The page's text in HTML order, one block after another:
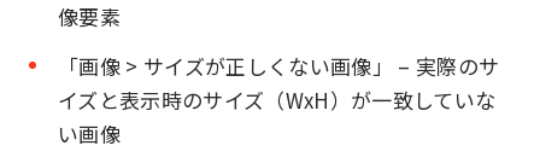
像要素
「画像 > サイズが正しくない画像」 – 実際のサ
イズと表示時のサイズ（WxH）が一致していな
い画像